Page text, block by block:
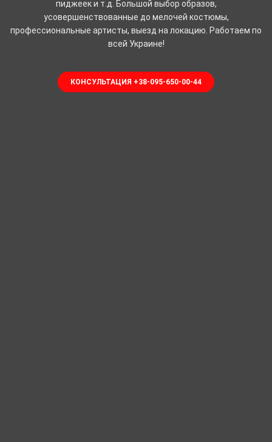
пиджеек и т.д. Большой выбор образов,
усовершенствованные до мелочей костюмы,
профессиональные артисты, выезд на локацию. Работаем по
всей Украине!
КОНСУЛЬТАЦИЯ +38-095-650-00-44